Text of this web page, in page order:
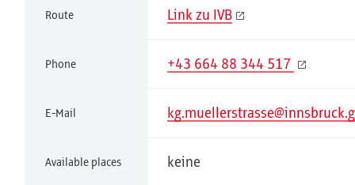
Route Link zu IVB
Phone +43 664 88 344 517
E-Mail
Available places keine